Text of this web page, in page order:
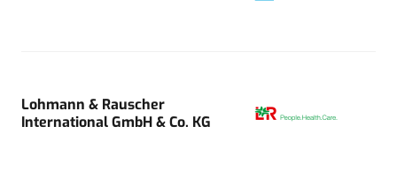
Lohmann & Rauscher
International GmbH & Co. KG